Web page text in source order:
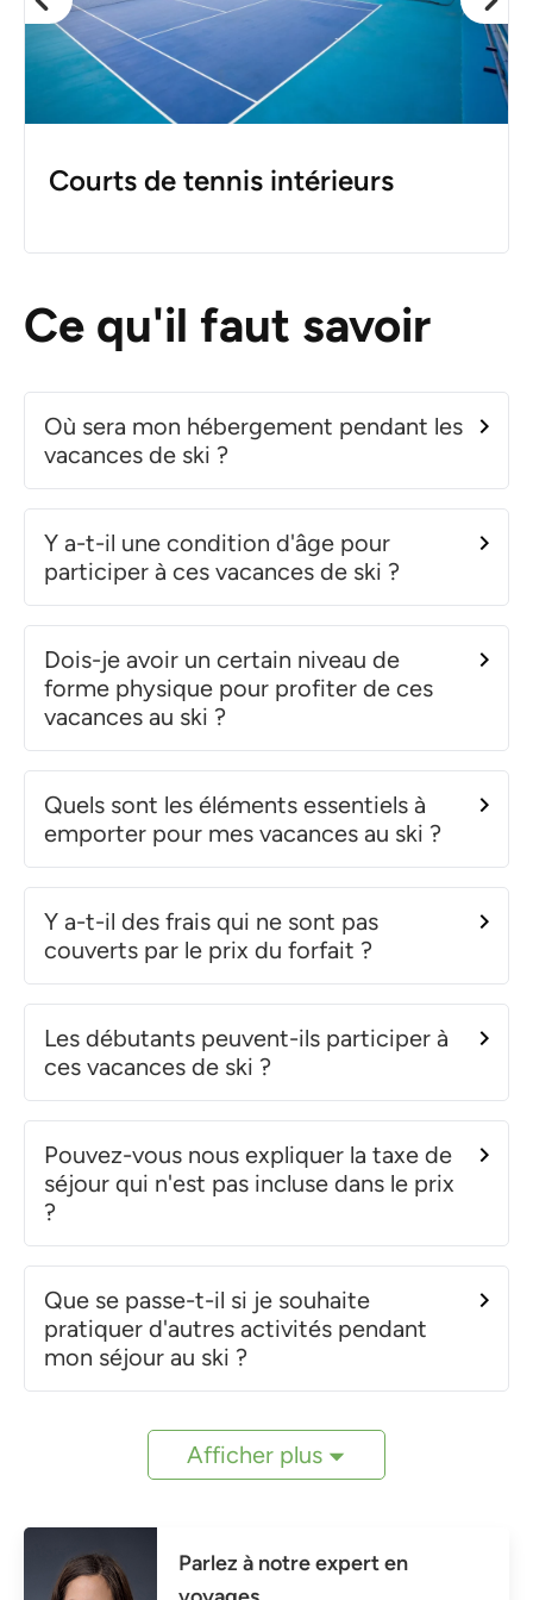
Courts de tennis intérieurs
Ce qu'il faut savoir
Où sera mon hébergement pendant les
vacances de ski ?
Y a-t-il une condition d'âge pour
participer à ces vacances de ski ?
Dois-je avoir un certain niveau de
forme physique pour profiter de ces
vacances au ski ?
Quels sont les éléments essentiels à
emporter pour mes vacances au ski ?
Y a-t-il des frais qui ne sont pas
couverts par le prix du forfait ?
Les débutants peuvent-ils participer à
ces vacances de ski ?
Pouvez-vous nous expliquer la taxe de
séjour qui n'est pas incluse dans le prix
?
Que se passe-t-il si je souhaite
pratiquer d'autres activités pendant
mon séjour au ski ?
Afficher plus
Parlez à notre expert en